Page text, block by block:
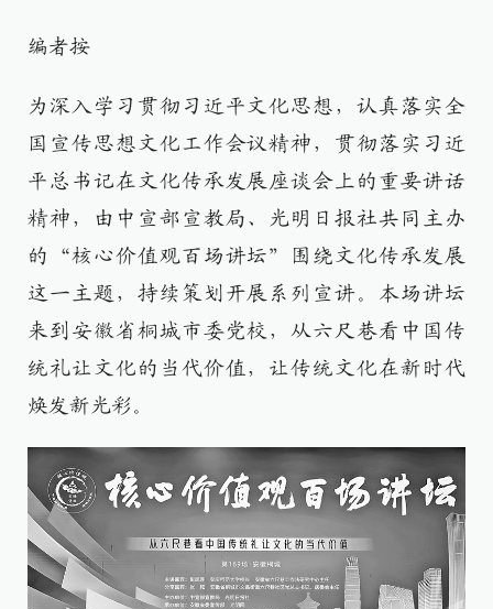
编者按
为深入学习贯彻习近平文化思想，认真落实全
国宣传思想文化工作会议精神，贯彻落实习近
平总书记在文化传承发展座谈会上的重要讲话
精神，由中宣部宣教局、光明日报社共同主办
的“核心价值观百场讲坛”围绕文化传承发展
这一主题，持续策划开展系列宣讲。本场讲坛
来到安徽省桐城市委党校，从六尺巷看中国传
统礼让文化的当代价值，让传统文化在新时代
焕发新光彩。